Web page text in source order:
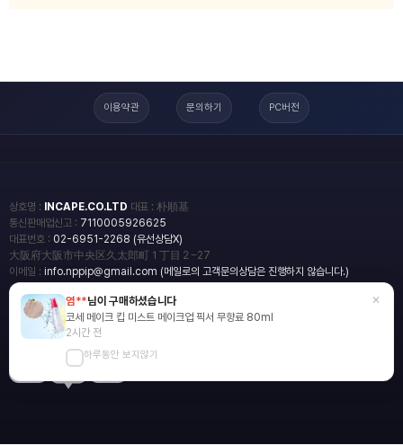
이용약관 문의하기 PC버전
상호명 : INCAPE.CO.LTD 대표 : 朴順基
통신판매업신고 : 7110005926625
대표번호 : 02-6951-2268 (유선상담X)
大阪府大阪市中央区久太郎町１丁目２−27
이메일 : info.nppip@gmail.com (메일로의 고객문의상담은 진행하지 않습니다.)
copyright
일본직구쇼핑몰 엔핍
2018 All rights reserved.
blog
염**님이 구매하셨습니다
코세 메이크 킵 미스트 메이크업 픽서 무향료 80ml
2시간 전
하루동안 보지않기
×